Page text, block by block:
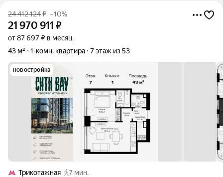
24 412 124₽ –10%
21 970 911 ₽
от 87 697 ₽ в месяц
43 м²
1-комн. квартира 7 этаж из 53
новостройка
Трикотажная
7 мин.